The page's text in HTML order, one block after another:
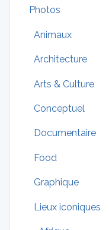
Photos
Animaux
Architecture
Arts & Culture
Conceptuel
Documentaire
Food
Graphique
Lieux iconiques